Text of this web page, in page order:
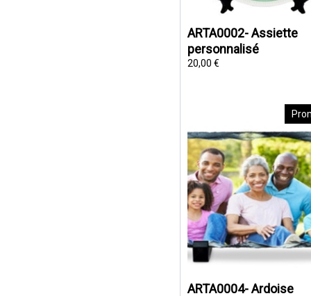
ARTA0002- Assiette
personnalisé
20,00 €
ARTA0004- Ardoise